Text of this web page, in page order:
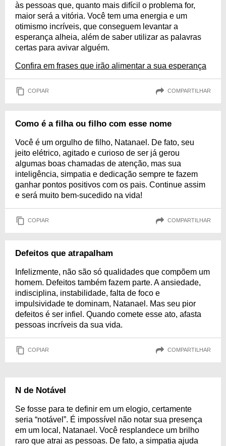
às pessoas que, quanto mais difícil o problema for,
maior será a vitória. Você tem uma energia e um
otimismo incríveis, que conseguem levantar a
esperança alheia, além de saber utilizar as palavras
certas para avivar alguém.
Confira em frases que irão alimentar a sua esperança
COPIAR COMPARTILHAR
Como é a filha ou filho com esse nome
Você é um orgulho de filho, Natanael. De fato, seu
jeito elétrico, agitado e curioso de ser já gerou
algumas boas chamadas de atenção, mas sua
inteligência, simpatia e dedicação sempre te fazem
ganhar pontos positivos com os pais. Continue assim
e será muito bem-sucedido na vida!
COPIAR COMPARTILHAR
Defeitos que atrapalham
Infelizmente, não são só qualidades que compõem um
homem. Defeitos também fazem parte. A ansiedade,
indisciplina, instabilidade, falta de foco e
impulsividade te dominam, Natanael. Mas seu pior
defeitos é ser infiel. Quando comete esse ato, afasta
pessoas incríveis da sua vida.
COPIAR COMPARTILHAR
N de Notável
Se fosse para te definir em um elogio, certamente
seria “notável”. É impossível não notar sua presença
em um local, Natanael. Você resplandece um brilho
raro que atrai as pessoas. De fato, a simpatia ajuda